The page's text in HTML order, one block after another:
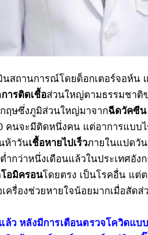
นสถานการณ์โดยด็อกเตอร์จอห์น
การติดเชื้อส่วนใหญ่ตามธรรมชาติ
ฤษซึ่งภูมิส่วนใหญ่มาจากฉีดวัคซีน
คนจะมีติดหนึ่งคน แต่อาการแบบ
ห้าวันเชื้อหายไปเร็วภายในแปดวั
กว่าหนึ่งเดือนแล้วในประเทศอัง
โอมิครอนโดยตรง เป็นโรคอื่น แต่
ครื่องช่วยหายใจน้อยมากเมื่อสัด
ว หลังมีการเตือนตรวจโควิดแบ